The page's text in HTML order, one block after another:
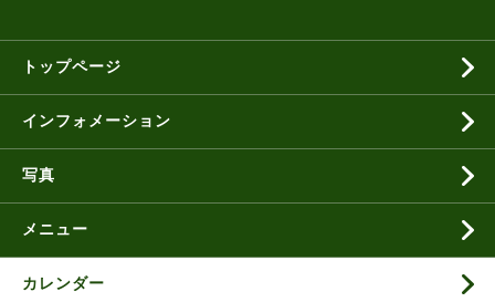
トップページ
インフォメーション
写真
メニュー
カレンダー